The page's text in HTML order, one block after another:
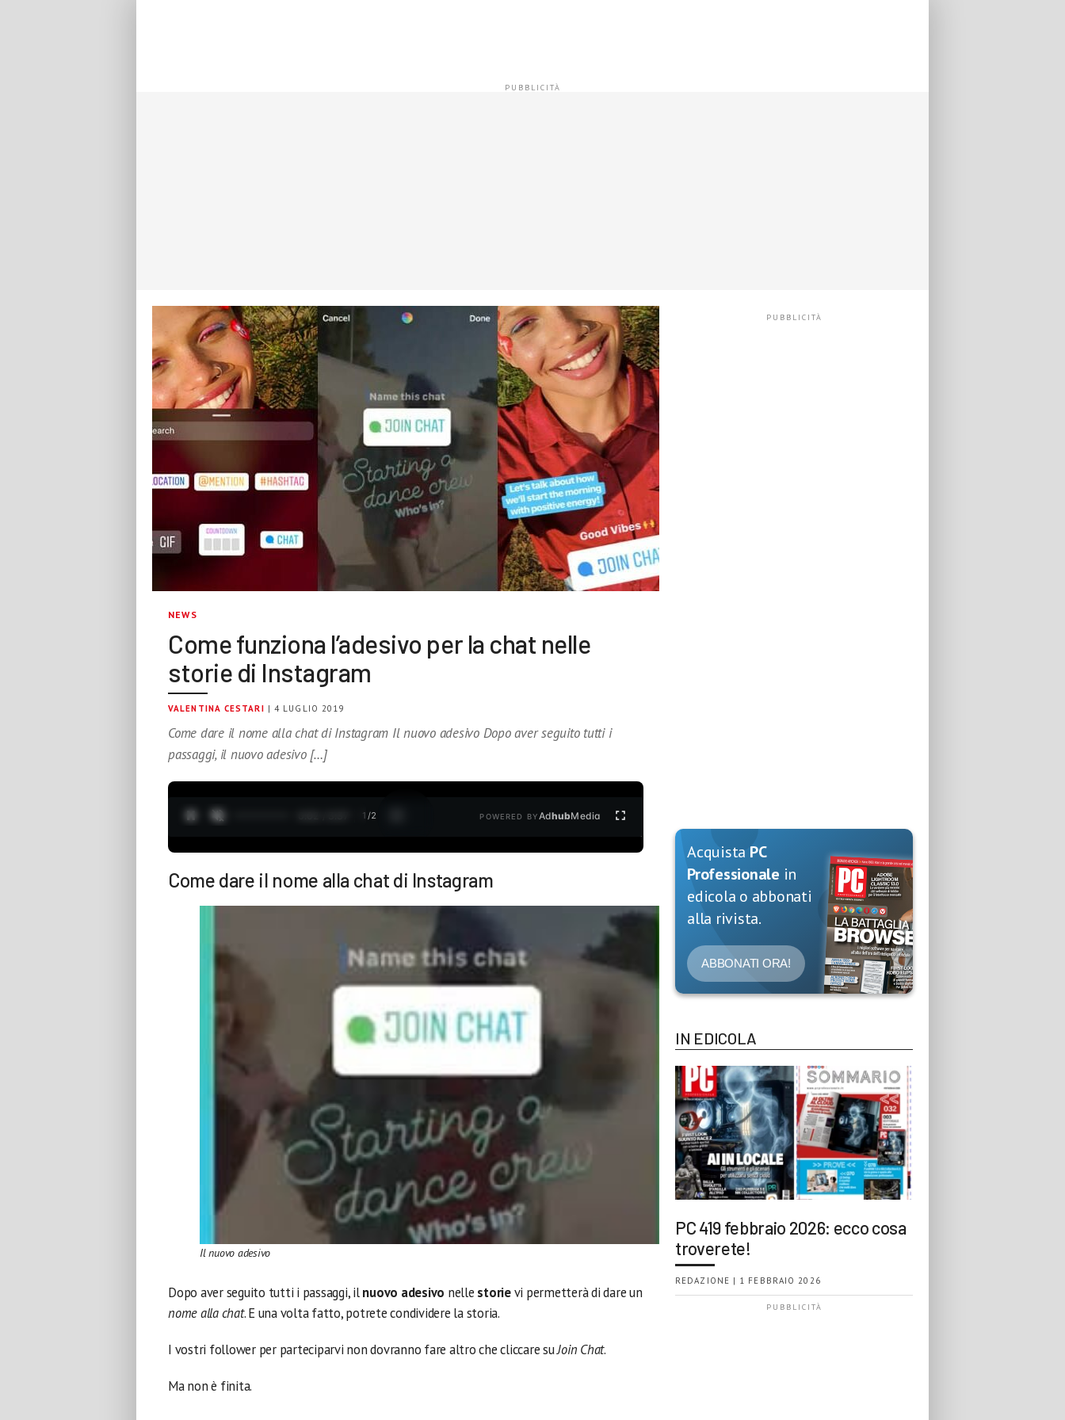
NEWS
Come funziona l’adesivo per la chat nelle
storie di Instagram
VALENTINA CESTARI | 4 LUGLIO 2019
Come dare il nome alla chat di Instagram Il nuovo adesivo Dopo aver seguito tutti i
passaggi, il nuovo adesivo […]
1 /2 POWERED BYAdhubMedia
Come dare il nome alla chat di Instagram
Il nuovo adesivo
Dopo aver seguito tutti i passaggi, ilnuovo adesivo nelle storievi permetterà di dare un
nome alla chat. E una volta fatto, potrete condividere la storia.
I vostri follower per parteciparvi non dovranno fare altro che cliccare suJoin Chat.
Ma non è finita.
Acquista PC
Professionale in
edicola o abbonati
alla rivista.
ABBONATI ORA!
IN EDICOLA
PC 419 febbraio 2026: ecco cosa
troverete!
REDAZIONE | 1 FEBBRAIO 2026